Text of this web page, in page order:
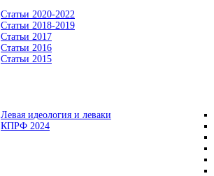
Статьи 2020-2022
Статьи 2018-2019
Статьи 2017
Статьи 2016
Статьи 2015
Левая идеология и леваки
КПРФ 2024